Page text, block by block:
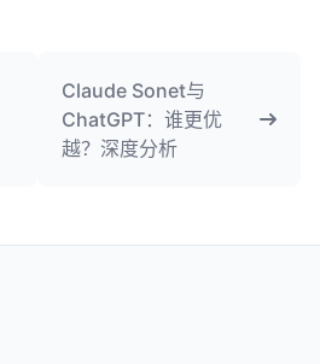
Claude Sonet与
ChatGPT：谁更优
越？深度分析